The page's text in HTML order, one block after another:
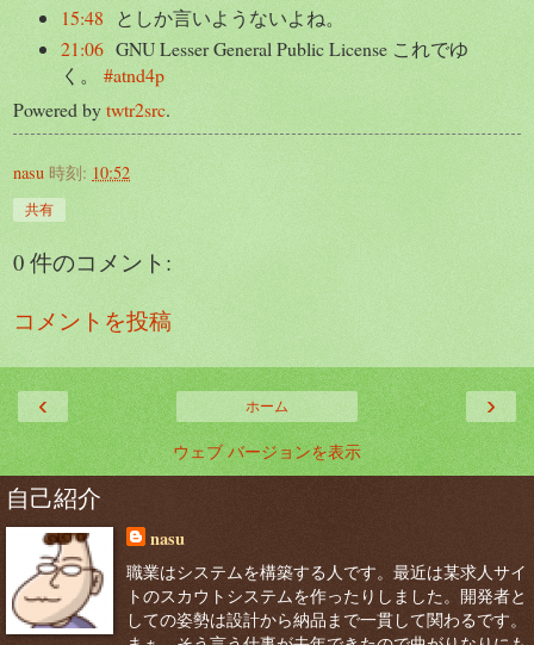
15:48
としか言いようないよね。
21:06 GNU Lesser General Public License これでゆ
く。 #atnd4p
Powered bytwtr2src.
nasu 時刻: 10:52
共有
0 件のコメント:
コメントを投稿
‹ ›
ホーム
ウェブ バージョンを表示
自己紹介
nasu
職業はシステムを構築する人です。最近は某求人サイ
トのスカウトシステムを作ったりしました。開発者と
しての姿勢は設計から納品まで一貫して関わるです。